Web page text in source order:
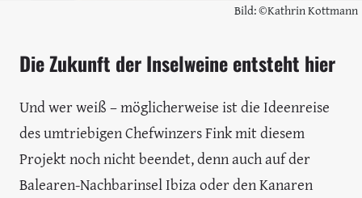
Bild: ©Kathrin Kottmann
Die Zukunft der Inselweine entsteht hier
Und wer weiß – möglicherweise ist die Ideenreise
des umtriebigen Chefwinzers Fink mit diesem
Projekt noch nicht beendet, denn auch auf der
Balearen-Nachbarinsel Ibiza oder den Kanaren